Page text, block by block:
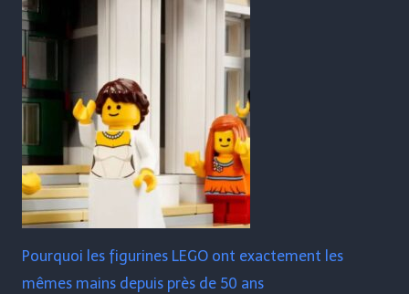
Pourquoi les figurines LEGO ont exactement les
mêmes mains depuis près de 50 ans